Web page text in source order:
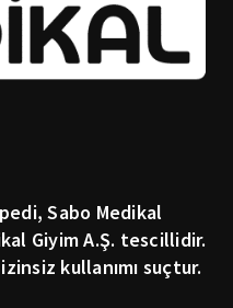
Sabo Medikal
Giyim A.Ş. tescillidir.
kullanımı suçtur.